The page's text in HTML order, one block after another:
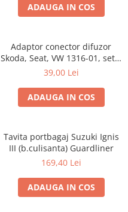
ADAUGA IN COS
Adaptor conector difuzor
Skoda, Seat, VW 1316-01, set 2
bucati
39,00 Lei
ADAUGA IN COS
Tavita portbagaj Suzuki Ignis
III (b.culisanta) Guardliner
169,40 Lei
ADAUGA IN COS